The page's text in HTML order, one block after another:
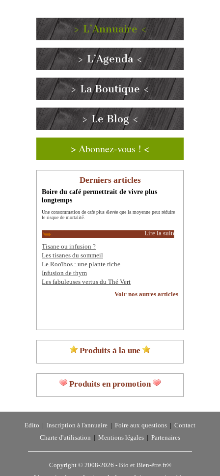
> L’Annuaire <
> L’Agenda <
> La Boutique <
> Le Blog <
> Abonnez-vous ! <
Derniers articles
Boire du café permettrait de vivre plus
longtemps
Une consommation de café plus élevée que la moyenne peut réduire
le risque de mortalité.
Lire la suite
Tisane ou infusion ?
Les tisanes du sommeil
Le Rooïbos : une plante riche
Infusion de thym
Les fabuleuses vertus du Thé Vert
Voir nos autres articles
Produits à la une
Produits en promotion
Edito Inscription à l'annuaire Foire aux questions
Contact
Charte d'utilisation
Mentions légales Partenaires
Copyright © 2008-2026 - Bio et Bien-être.fr®